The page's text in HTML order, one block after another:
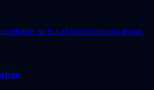
au but et à la connexion divine.